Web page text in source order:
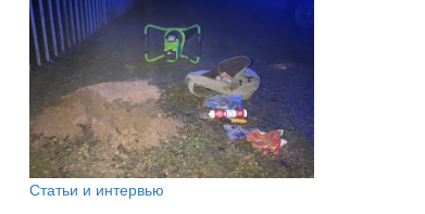
Статьи и интервью